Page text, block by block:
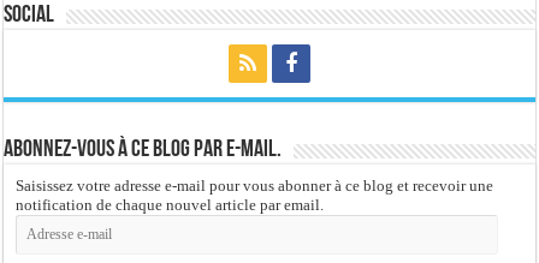
Social
Abonnez-vous à ce blog par e-mail.
Saisissez votre adresse e-mail pour vous abonner à ce blog et recevoir une
notification de chaque nouvel article par email.
Adresse
e-